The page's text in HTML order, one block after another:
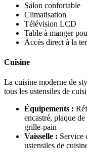
Salon confortable
Climatisation
Télévision LCD
Table à manger
Accès direct à la
Cuisine
La cuisine moderne de
tous les ustensiles de
Équipements :
encastré, plaque
grille-pain
Vaisselle : Service
ustensiles de